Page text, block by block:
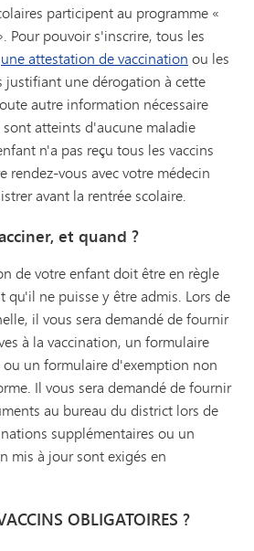
participent au programme «
Pour pouvoir s'inscrire, tous les
une attestation de vaccination ou les
justifiant une dérogation à cette
autre information nécessaire
atteints d'aucune maladie
n'a pas reçu tous les vaccins
rendez-vous avec votre médecin
avant la rentrée scolaire.
et quand ?
de votre enfant doit être en règle
qu'il ne puisse y être admis. Lors de
il vous sera demandé de fournir
à la vaccination, un formulaire
un formulaire d'exemption non
Il vous sera demandé de fournir
au bureau du district lors de
supplémentaires ou un
mis à jour sont exigés en
OBLIGATOIRES ?